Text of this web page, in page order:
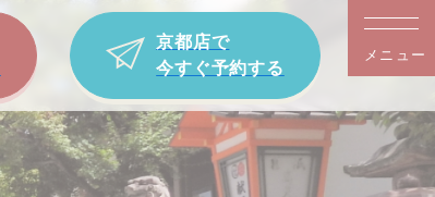
京都店で
今すぐ予約する
メニュー